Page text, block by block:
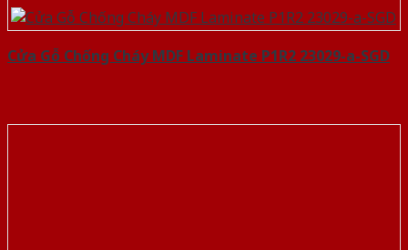
Cửa Gỗ Chống Cháy MDF Laminate P1R2 23029-a-SGD